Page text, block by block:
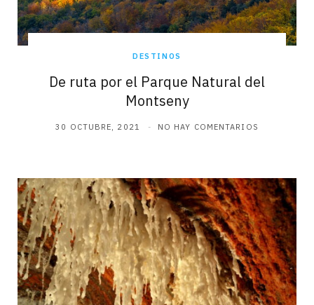
DESTINOS
De ruta por el Parque Natural del
Montseny
30 OCTUBRE, 2021 NO HAY COMENTARIOS